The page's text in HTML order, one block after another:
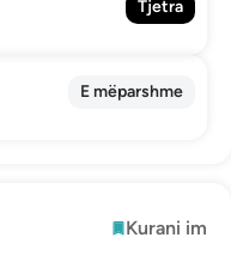
Tjetra
E mëparshme
Kurani im